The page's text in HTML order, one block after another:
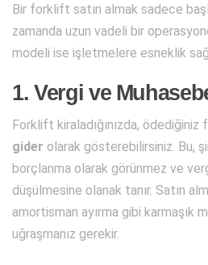
Bir forklift satın almak sadece
zamanda uzun vadeli bir
modeli ise işletmelere esneklik
1. Vergi ve
Forklift kiraladığınızda, ödediğiniz
gider olarak gösterebilirsiniz. Bu,
borçlanma olarak görünmez ve
düşülmesine olanak tanır. Satın
amortisman ayırma gibi karmaşık
uğraşmanız gerekir.